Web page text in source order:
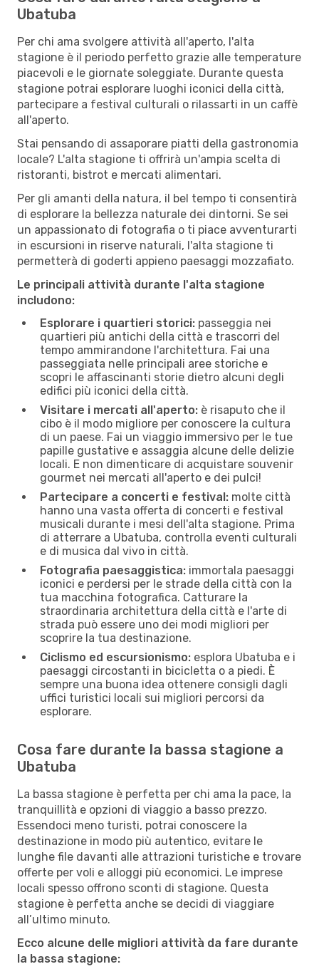
Ubatuba
Per chi ama svolgere attività all'aperto, l'alta
stagione è il periodo perfetto grazie alle temperature
piacevoli e le giornate soleggiate. Durante questa
stagione potrai esplorare luoghi iconici della città,
partecipare a festival culturali o rilassarti in un caffè
all'aperto.
Stai pensando di assaporare piatti della gastronomia
locale? L'alta stagione ti offrirà un'ampia scelta di
ristoranti, bistrot e mercati alimentari.
Per gli amanti della natura, il bel tempo ti consentirà
di esplorare la bellezza naturale dei dintorni. Se sei
un appassionato di fotografia o ti piace avventurarti
in escursioni in riserve naturali, l'alta stagione ti
permetterà di goderti appieno paesaggi mozzafiato.
Le principali attività durante l'alta stagione
includono:
Esplorare i quartieri storici: passeggia nei
quartieri più antichi della città e trascorri del
tempo ammirandone l'architettura. Fai una
passeggiata nelle principali aree storiche e
scopri le affascinanti storie dietro alcuni degli
edifici più iconici della città.
Visitare i mercati all'aperto: è risaputo che il
cibo è il modo migliore per conoscere la cultura
di un paese. Fai un viaggio immersivo per le tue
papille gustative e assaggia alcune delle delizie
locali. E non dimenticare di acquistare souvenir
gourmet nei mercati all'aperto e dei pulci!
Partecipare a concerti e festival: molte città
hanno una vasta offerta di concerti e festival
musicali durante i mesi dell'alta stagione. Prima
di atterrare a Ubatuba, controlla eventi culturali
e di musica dal vivo in città.
Fotografia paesaggistica: immortala paesaggi
iconici e perdersi per le strade della città con la
tua macchina fotografica. Catturare la
straordinaria architettura della città e l'arte di
strada può essere uno dei modi migliori per
scoprire la tua destinazione.
Ciclismo ed escursionismo: esplora Ubatuba e i
paesaggi circostanti in bicicletta o a piedi. È
sempre una buona idea ottenere consigli dagli
uffici turistici locali sui migliori percorsi da
esplorare.
Cosa fare durante la bassa stagione a
Ubatuba
La bassa stagione è perfetta per chi ama la pace, la
tranquillità e opzioni di viaggio a basso prezzo.
Essendoci meno turisti, potrai conoscere la
destinazione in modo più autentico, evitare le
lunghe file davanti alle attrazioni turistiche e trovare
offerte per voli e alloggi più economici. Le imprese
locali spesso offrono sconti di stagione. Questa
stagione è perfetta anche se decidi di viaggiare
all’ultimo minuto.
Ecco alcune delle migliori attività da fare durante
la bassa stagione: